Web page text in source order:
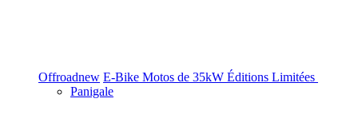
Offroadnew E-Bike Motos de 35kW Éditions Limitées
Panigale